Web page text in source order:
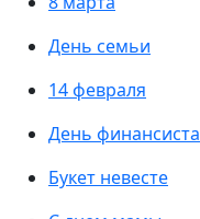
День семьи
14 февраля
День финансиста
Букет невесте